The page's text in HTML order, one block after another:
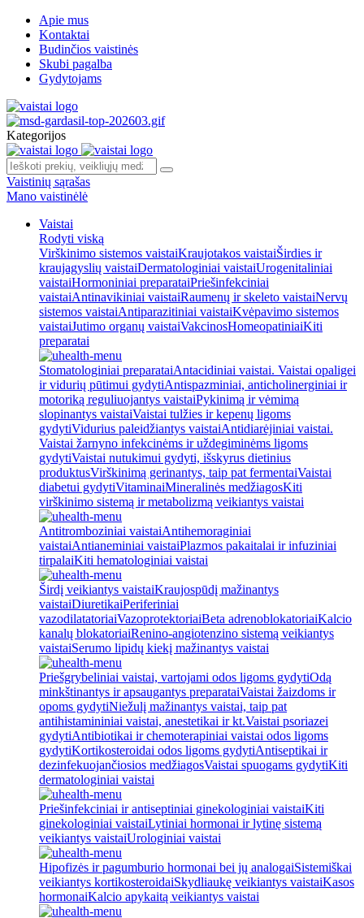
Apie mus
Kontaktai
Budinčios vaistinės
Skubi pagalba
Gydytojams
Kategorijos
Vaistinių sąrašas
Mano vaistinėlė
Vaistai
Rodyti viską
Virškinimo sistemos vaistaiKraujotakos vaistaiŠirdies ir
kraujagyslių vaistaiDermatologiniai vaistaiUrogenitaliniai
vaistaiHormoniniai preparataiPriešinfekciniai
vaistaiAntinavikiniai vaistaiRaumenų ir skeleto vaistaiNervų
sistemos vaistaiAntiparazitiniai vaistaiKvėpavimo sistemos
vaistaiJutimo organų vaistaiVakcinosHomeopatiniaiKiti
preparatai
Stomatologiniai preparataiAntacidiniai vaistai. Vaistai opaligei
ir vidurių pūtimui gydytiAntispazminiai, anticholinerginiai ir
motoriką reguliuojantys vaistaiPykinimą ir vėmimą
slopinantys vaistaiVaistai tulžies ir kepenų ligoms
gydytiVidurius paleidžiantys vaistaiAntidiarėjiniai vaistai.
Vaistai žarnyno infekcinėms ir uždegiminėms ligoms
gydytiVaistai nutukimui gydyti, išskyrus dietinius
produktusVirškinimą gerinantys, taip pat fermentaiVaistai
diabetui gydytiVitaminaiMineralinės medžiagosKiti
virškinimo sistemą ir metabolizmą veikiantys vaistai
Antitromboziniai vaistaiAntihemoraginiai
vaistaiAntianeminiai vaistaiPlazmos pakaitalai ir infuziniai
tirpalaiKiti hematologiniai vaistai
Širdį veikiantys vaistaiKraujospūdį mažinantys
vaistaiDiuretikaiPeriferiniai
vazodilatatoriaiVazoprotektoriaiBeta adrenoblokatoriaiKalcio
kanalų blokatoriaiRenino-angiotenzino sistemą veikiantys
vaistaiSerumo lipidų kiekį mažinantys vaistai
Priešgrybeliniai vaistai, vartojami odos ligoms gydytiOdą
minkštinantys ir apsaugantys preparataiVaistai žaizdoms ir
opoms gydytiNiežulį mažinantys vaistai, taip pat
antihistamininiai vaistai, anestetikai ir kt.Vaistai psoriazei
gydytiAntibiotikai ir chemoterapiniai vaistai odos ligoms
gydytiKortikosteroidai odos ligoms gydytiAntiseptikai ir
dezinfekuojančiosios medžiagosVaistai spuogams gydytiKiti
dermatologiniai vaistai
Priešinfekciniai ir antiseptiniai ginekologiniai vaistaiKiti
ginekologiniai vaistaiLytiniai hormonai ir lytinę sistemą
veikiantys vaistaiUrologiniai vaistai
Hipofizės ir pagumburio hormonai bei jų analogaiSistemiškai
veikiantys kortikosteroidaiSkydliaukę veikiantys vaistaiKasos
hormonaiKalcio apykaitą veikiantys vaistai